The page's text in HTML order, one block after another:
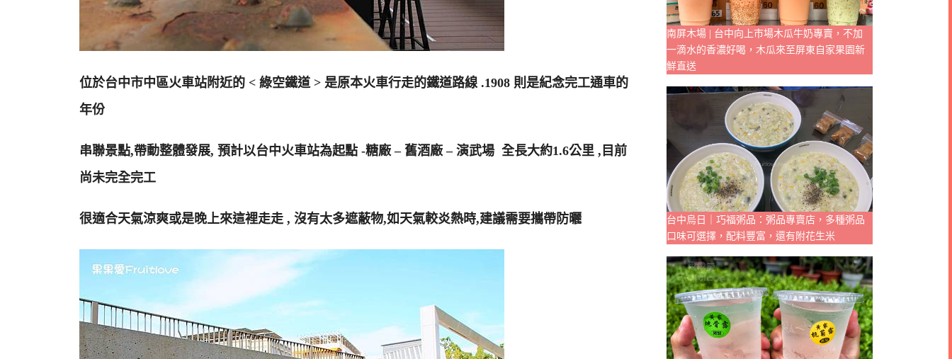
位於台中市中區火車站附近的 < 綠空鐵道 > 是原本火車行走的鐵道路線 .1908 則是紀念完工通車的
年份
串聯景點,帶動整體發展, 預計以台中火車站為起點 -糖廠 – 舊酒廠 – 演武場 全長大約1.6公里 ,目前
尚未完全完工
很適合天氣涼爽或是晚上來這裡走走 , 沒有太多遮蔽物,如天氣較炎熱時,建議需要攜帶防曬
南屏木場 | 台中向上市場木瓜牛奶專賣，不加
一滴水的香濃好喝，木瓜來至屏東自家果園新
鮮直送
台中烏日｜巧福粥品：粥品專賣店，多種粥品
口味可選擇，配料豐富，還有附花生米